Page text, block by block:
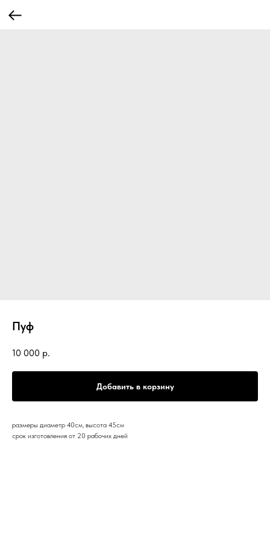
Пуф
10 000 р.
Добавить в корзину
размеры диаметр 40см, высота 45см
срок изготовления от 20 рабочих дней